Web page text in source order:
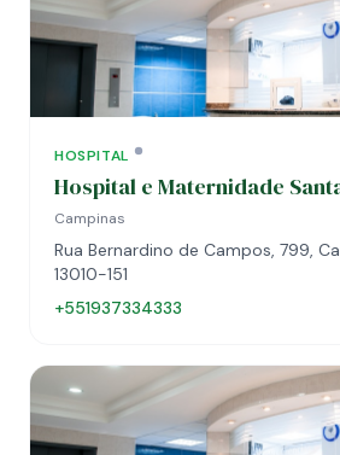
HOSPITAL
Hospital e Maternidade
Campinas
Rua Bernardino de Campos, 799,
13010-151
+551937334333